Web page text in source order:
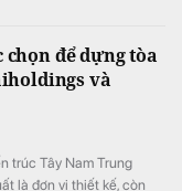
để dựng tòa
và
trúc Tây Nam Trung
là đơn vị thiết kế, còn